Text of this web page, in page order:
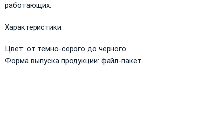
работающих.
Характеристики:
Цвет: от темно-серого до черного.
Форма выпуска продукции: файл-пакет.